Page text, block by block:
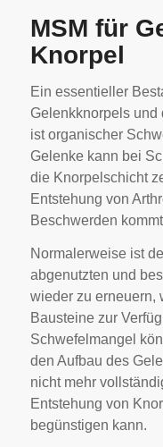
MSM für
Knorpel
Ein essentieller
Gelenkknorpels und
ist organischer
Gelenke kann bei
die Knorpelschicht
Entstehung von
Beschwerden
Normalerweise ist
abgenutzten und
wieder zu erneuern,
Bausteine zur
Schwefelmangel
den Aufbau des
nicht mehr
Entstehung von
begünstigen kann.